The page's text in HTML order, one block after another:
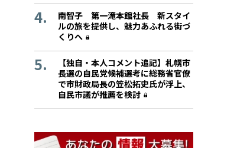
南智子 第一滝本館社長 新スタイ
ルの旅を提供し、魅力あふれる街づ
くりへ
【独自・本人コメント追記】札幌市
長選の自民党候補選考に総務省官僚
で市財政局長の笠松拓史氏が浮上、
自民市議が推薦を検討